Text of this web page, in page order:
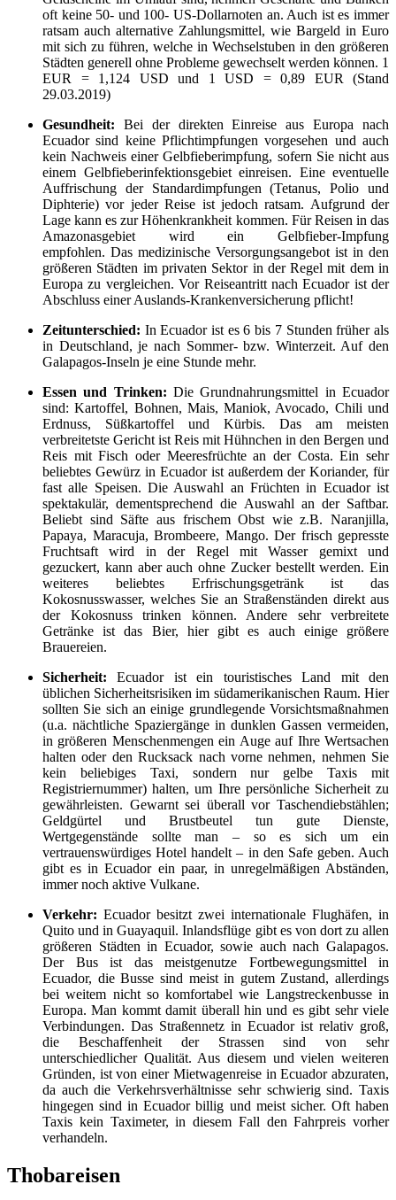
oft keine 50- und 100- US-Dollarnoten an. Auch ist es immer
ratsam auch alternative Zahlungsmittel, wie Bargeld in Euro
mit sich zu führen, welche in Wechselstuben in den größeren
Städten generell ohne Probleme gewechselt werden können. 1
EUR = 1,124 USD und 1 USD = 0,89 EUR (Stand
29.03.2019)
Gesundheit: Bei der direkten Einreise aus Europa nach
Ecuador sind keine Pflichtimpfungen vorgesehen und auch
kein Nachweis einer Gelbfieberimpfung, sofern Sie nicht aus
einem Gelbfieberinfektionsgebiet einreisen. Eine eventuelle
Auffrischung der Standardimpfungen (Tetanus, Polio und
Diphterie) vor jeder Reise ist jedoch ratsam. Aufgrund der
Lage kann es zur Höhenkrankheit kommen. Für Reisen in das
Amazonasgebiet wird ein Gelbfieber-Impfung
empfohlen. Das medizinische Versorgungsangebot ist in den
größeren Städten im privaten Sektor in der Regel mit dem in
Europa zu vergleichen. Vor Reiseantritt nach Ecuador ist der
Abschluss einer Auslands-Krankenversicherung pflicht!
Zeitunterschied: In Ecuador ist es 6 bis 7 Stunden früher als
in Deutschland, je nach Sommer- bzw. Winterzeit. Auf den
Galapagos-Inseln je eine Stunde mehr.
Essen und Trinken: Die Grundnahrungsmittel in Ecuador
sind: Kartoffel, Bohnen, Mais, Maniok, Avocado, Chili und
Erdnuss, Süßkartoffel und Kürbis. Das am meisten
verbreitetste Gericht ist Reis mit Hühnchen in den Bergen und
Reis mit Fisch oder Meeresfrüchte an der Costa. Ein sehr
beliebtes Gewürz in Ecuador ist außerdem der Koriander, für
fast alle Speisen. Die Auswahl an Früchten in Ecuador ist
spektakulär, dementsprechend die Auswahl an der Saftbar.
Beliebt sind Säfte aus frischem Obst wie z.B. Naranjilla,
Papaya, Maracuja, Brombeere, Mango. Der frisch gepresste
Fruchtsaft wird in der Regel mit Wasser gemixt und
gezuckert, kann aber auch ohne Zucker bestellt werden. Ein
weiteres beliebtes Erfrischungsgetränk ist das
Kokosnusswasser, welches Sie an Straßenständen direkt aus
der Kokosnuss trinken können. Andere sehr verbreitete
Getränke ist das Bier, hier gibt es auch einige größere
Brauereien.
Sicherheit: Ecuador ist ein touristisches Land mit den
üblichen Sicherheitsrisiken im südamerikanischen Raum. Hier
sollten Sie sich an einige grundlegende Vorsichtsmaßnahmen
(u.a. nächtliche Spaziergänge in dunklen Gassen vermeiden,
in größeren Menschenmengen ein Auge auf Ihre Wertsachen
halten oder den Rucksack nach vorne nehmen, nehmen Sie
kein beliebiges Taxi, sondern nur gelbe Taxis mit
Registriernummer) halten, um Ihre persönliche Sicherheit zu
gewährleisten. Gewarnt sei überall vor Taschendiebstählen;
Geldgürtel und Brustbeutel tun gute Dienste,
Wertgegenstände sollte man – so es sich um ein
vertrauenswürdiges Hotel handelt – in den Safe geben. Auch
gibt es in Ecuador ein paar, in unregelmäßigen Abständen,
immer noch aktive Vulkane.
Verkehr: Ecuador besitzt zwei internationale Flughäfen, in
Quito und in Guayaquil. Inlandsflüge gibt es von dort zu allen
größeren Städten in Ecuador, sowie auch nach Galapagos.
Der Bus ist das meistgenutze Fortbewegungsmittel in
Ecuador, die Busse sind meist in gutem Zustand, allerdings
bei weitem nicht so komfortabel wie Langstreckenbusse in
Europa. Man kommt damit überall hin und es gibt sehr viele
Verbindungen. Das Straßennetz in Ecuador ist relativ groß,
die Beschaffenheit der Strassen sind von sehr
unterschiedlicher Qualität. Aus diesem und vielen weiteren
Gründen, ist von einer Mietwagenreise in Ecuador abzuraten,
da auch die Verkehrsverhältnisse sehr schwierig sind. Taxis
hingegen sind in Ecuador billig und meist sicher. Oft haben
Taxis kein Taximeter, in diesem Fall den Fahrpreis vorher
verhandeln.
Thobareisen